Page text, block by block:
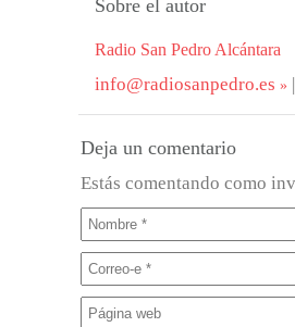
Sobre el autor
Radio San Pedro Alcántara
info@radiosanpedro.es |
Deja un comentario
Estás comentando como